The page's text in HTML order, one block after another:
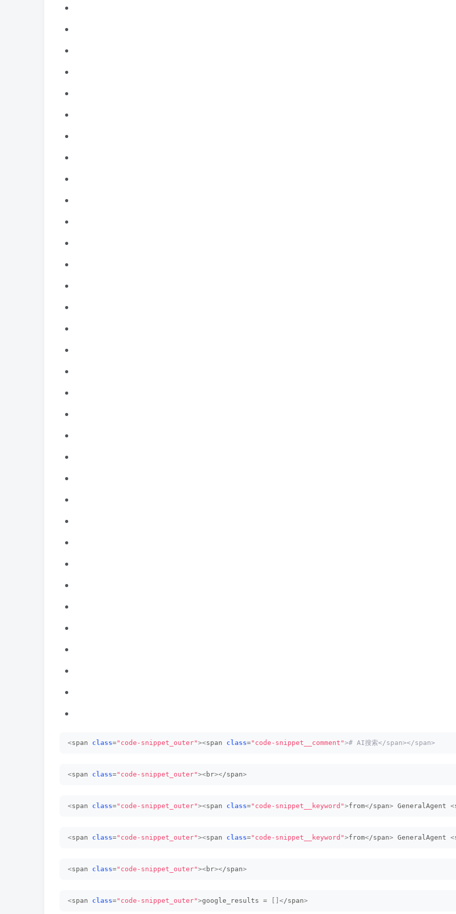
<span class="code-snippet_outer"><span class="code-snippet__comment"># AI搜索</span></span>
<span class="code-snippet_outer"><br></span>
<span class="code-snippet_outer"><span class="code-snippet__keyword">from</span> GeneralAgent <
<span class="code-snippet_outer"><span class="code-snippet__keyword">from</span> GeneralAgent <
<span class="code-snippet_outer"><br></span>
<span class="code-snippet_outer">google_results = []</span>